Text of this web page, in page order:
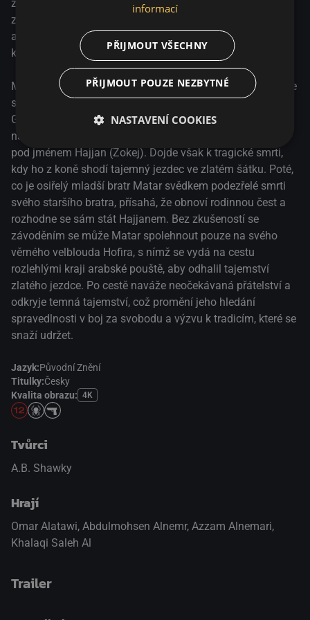
zemře jeho starší bratr, Matar má jedinou šanci Hofira
zachránit tím, že se stane "hajjanem", velbloudím žokejem,
a vstoupí tak do světa beduínských velbloudích dostihů,
kde se rozhoduje o vítězi.
Mezi velkou konkurencí pouštních velbloudích dostihů, kde
se po staletí vytváří rodinné dědictví beduínů, sní mladý
Ghanim o tom, že vyhraje každoroční Velký závod Safwa
na počest svého legendárního dědečka, známého pouze
pod jménem Hajjan (Žokej). Dojde však k tragické smrti,
kdy ho z koně shodí tajemný jezdec ve zlatém šátku. Poté,
co je osiřelý mladší bratr Matar svědkem podezřelé smrti
svého staršího bratra, přísahá, že obnoví rodinnou čest a
rozhodne se sám stát Hajjanem. Bez zkušeností se
závoděním se může Matar spolehnout pouze na svého
věrného velblouda Hofira, s nímž se vydá na cestu
rozlehlými kraji arabské pouště, aby odhalil tajemství
zlatého jezdce. Po cestě naváže neočekávaná přátelství a
odkryje temná tajemství, což promění jeho hledání
spravedlnosti v boj za svobodu a výzvu k tradicím, které se
snaží udržet.
Jazyk:Původní Znění
Titulky:Česky
Kvalita obrazu: 4K
Tvůrci
A.B. Shawky
Hrají
Omar Alatawi, Abdulmohsen Alnemr, Azzam Alnemari,
Khalaqi Saleh Al
Trailer
informací
PŘIJMOUT VŠECHNY
PŘIJMOUT POUZE NEZBYTNÉ
NASTAVENÍ COOKIES